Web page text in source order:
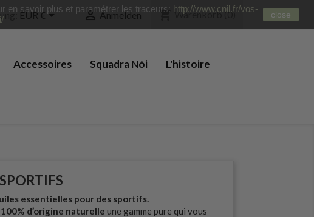
EUR €  Anmelden shopping_cart Warenkorb (0)
Accessoires Squadra Nòi L'histoire
essentielles pour des sportifs.
100% d’origine naturelle une gamme pure qui vous
en savoir plus et paramétrer les traceurs: http://www.cnil.fr/vos-
close